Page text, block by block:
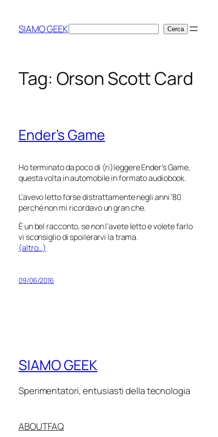
contenuto
SIAMO GEEKCerca Cerca
Tag: Orson Scott Card
Ender’s Game
Ho terminato da poco di (ri)leggere Ender’s Game,
questa volta in automobile in formato audiobook.
L’avevo letto forse distrattamente negli anni ’80
perché non mi ricordavo un gran che.
È un bel racconto, se non l’avete letto e volete farlo
vi sconsiglio di spoilerarvi la trama.
(altro…)
09/06/2016
SIAMO GEEK
Sperimentatori, entusiasti della tecnologia
ABOUTFAQ